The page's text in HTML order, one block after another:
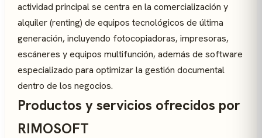
actividad principal se centra en la comercialización y
alquiler (renting) de equipos tecnológicos de última
generación, incluyendo fotocopiadoras, impresoras,
escáneres y equipos multifunción, además de software
especializado para optimizar la gestión documental
dentro de los negocios.
Productos y servicios ofrecidos por
RIMOSOFT